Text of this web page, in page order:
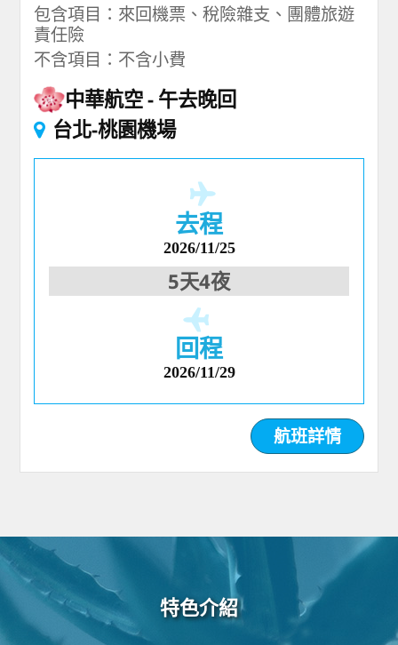
包含項目：來回機票、稅險雜支、團體旅遊
責任險
不含項目：不含小費
中華航空 午去晚回
台北-桃園機場
去程
2026/11/25
5天4夜
回程
2026/11/29
航班詳情
特色介紹